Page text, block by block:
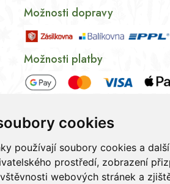
cookies
používají soubory cookies a
prostředí, zobrazení
webových stránek a
Možnosti dopravy
Možnosti platby